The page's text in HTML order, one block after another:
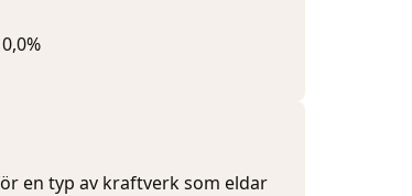
en typ av kraftverk som eldar